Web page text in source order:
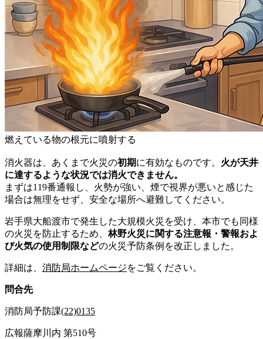
燃えている物の根元に噴射する
消火器は、あくまで火災の初期に有効なものです。 火が天井
に達するような状況では消火できません。
まずは119番通報し、火勢が強い、煙で視界が悪いと感じた
場合は無理をせず、安全な場所へ避難してください。
岩手県大船渡市で発生した大規模火災を受け、本市でも同様
の火災を防止するため、林野火災に関する注意報・警報およ
び火気の使用制限などの火災予防条例を改正しました。
詳細は、 消防局ホームページをご覧ください。
問合先
消防局予防課(22)0135
広報薩摩川内 第510号